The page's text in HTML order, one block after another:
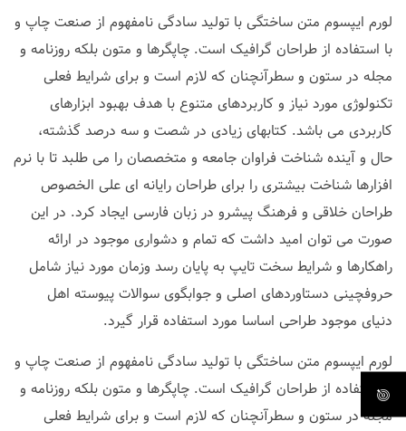
لورم ایپسوم متن ساختگی با تولید سادگی نامفهوم از صنعت چاپ و
با استفاده از طراحان گرافیک است. چاپگرها و متون بلکه روزنامه و
مجله در ستون و سطرآنچنان که لازم است و برای شرایط فعلی
تکنولوژی مورد نیاز و کاربردهای متنوع با هدف بهبود ابزارهای
کاربردی می باشد. کتابهای زیادی در شصت و سه درصد گذشته،
حال و آینده شناخت فراوان جامعه و متخصصان را می طلبد تا با نرم
افزارها شناخت بیشتری را برای طراحان رایانه ای علی الخصوص
طراحان خلاقی و فرهنگ پیشرو در زبان فارسی ایجاد کرد. در این
صورت می توان امید داشت که تمام و دشواری موجود در ارائه
راهکارها و شرایط سخت تایپ به پایان رسد وزمان مورد نیاز شامل
حروفچینی دستاوردهای اصلی و جوابگوی سوالات پیوسته اهل
دنیای موجود طراحی اساسا مورد استفاده قرار گیرد.
لورم ایپسوم متن ساختگی با تولید سادگی نامفهوم از صنعت چاپ و
با استفاده از طراحان گرافیک است. چاپگرها و متون بلکه روزنامه و
مجله در ستون و سطرآنچنان که لازم است و برای شرایط فعلی